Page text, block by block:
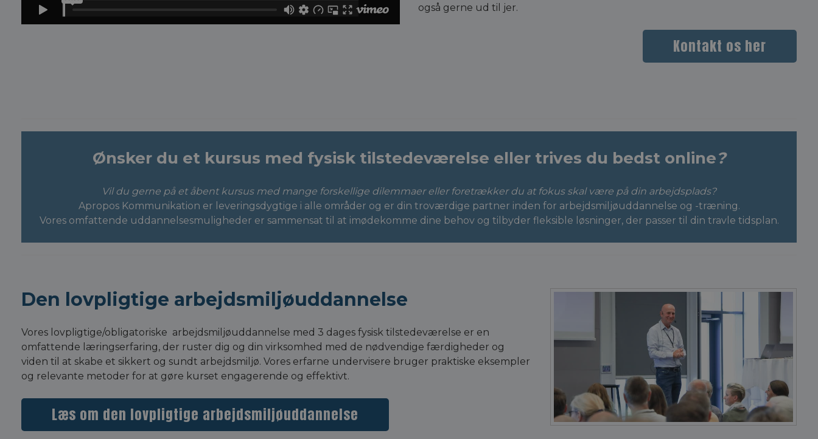
også gerne ud til jer.
Kontakt os her
Ønsker du et kursus med fysisk tilstedeværelse eller trives du bedst online?
Vil du gerne på et åbent kursus med mange forskellige dilemmaer eller foretrækker du at fokus skal være på din arbejdsplads?
Apropos Kommunikation er leveringsdygtige i alle områder og er din troværdige partner inden for arbejdsmiljøuddannelse og -træning.
Vores omfattende uddannelsesmuligheder er sammensat til at imødekomme dine behov og tilbyder fleksible løsninger, der passer til din travle tidsplan.
Den lovpligtige arbejdsmiljøuddannelse
Vores lovpligtige/obligatoriske arbejdsmiljøuddannelse med 3 dages fysisk tilstedeværelse er en
omfattende læringserfaring, der ruster dig og din virksomhed med de nødvendige færdigheder og
viden til at skabe et sikkert og sundt arbejdsmiljø. Vores erfarne undervisere bruger praktiske eksempler
og relevante metoder for at gøre kurset engagerende og effektivt.
Læs om den lovpligtige arbejdsmiljøuddannelse